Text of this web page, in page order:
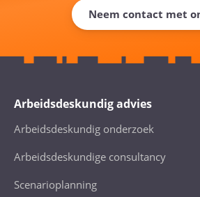
Neem contact met
Arbeidsdeskundig advies
Arbeidsdeskundig onderzoek
Arbeidsdeskundige consultancy
Scenarioplanning